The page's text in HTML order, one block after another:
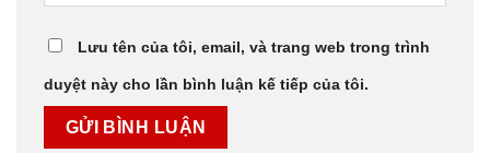
Lưu tên của tôi, email, và trang web trong trình
duyệt này cho lần bình luận kế tiếp của tôi.